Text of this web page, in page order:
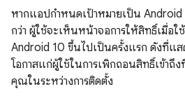
หากแอปกำหนดเป้าหมายเป็น Android
กว่า ผู้ใช้จะเห็นหน้าจอการให้สิทธิ์เมื่อ
Android 10 ขึ้นไปเป็นครั้งแรก ดังที่แ
โอกาสแก่ผู้ใช้ในการเพิกถอนสิทธิ์เข้าถึ
คุณในระหว่างการติดตั้ง